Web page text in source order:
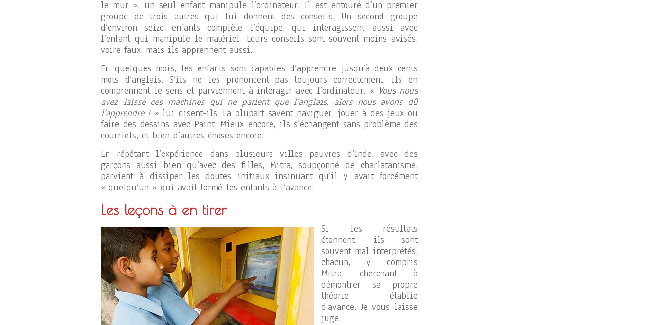
le mur », un seul enfant manipule l’ordinateur. Il est entouré d’un premier
groupe de trois autres qui lui donnent des conseils. Un second groupe
d’environ seize enfants complète l’équipe, qui interagissent aussi avec
l’enfant qui manipule le matériel. Leurs conseils sont souvent moins avisés,
voire faux, mais ils apprennent aussi.
En quelques mois, les enfants sont capables d’apprendre jusqu’à deux cents
mots d’anglais. S’ils ne les prononcent pas toujours correctement, ils en
comprennent le sens et parviennent à interagir avec l’ordinateur. « Vous nous
avez laissé ces machines qui ne parlent que l’anglais, alors nous avons dû
l’apprendre ! » lui disent-ils. La plupart savent naviguer, jouer à des jeux ou
faire des dessins avec Paint. Mieux encore, ils s’échangent sans problème des
courriels, et bien d’autres choses encore.
En répétant l’expérience dans plusieurs villes pauvres d’Inde, avec des
garçons aussi bien qu’avec des filles, Mitra, soupçonné de charlatanisme,
parvient à dissiper les doutes initiaux insinuant qu’il y avait forcément
« quelqu’un » qui avait formé les enfants à l’avance.
Les leçons à en tirer
Si les résultats
étonnent, ils sont
souvent mal interprétés,
chacun, y compris
Mitra, cherchant à
démontrer sa propre
théorie établie
d’avance. Je vous laisse
juge.